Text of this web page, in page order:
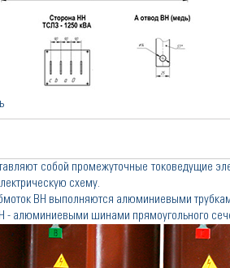
собой промежуточные токоведущие
схему.
ВН выполняются алюминиевыми
- алюминиевыми шинами прямоугольного